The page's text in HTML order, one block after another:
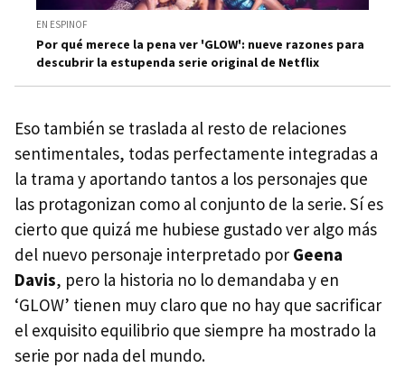
EN ESPINOF
Por qué merece la pena ver 'GLOW': nueve razones para
descubrir la estupenda serie original de Netflix
Eso también se traslada al resto de relaciones
sentimentales, todas perfectamente integradas a
la trama y aportando tantos a los personajes que
las protagonizan como al conjunto de la serie. Sí es
cierto que quizá me hubiese gustado ver algo más
del nuevo personaje interpretado por Geena
Davis, pero la historia no lo demandaba y en
‘GLOW’ tienen muy claro que no hay que sacrificar
el exquisito equilibrio que siempre ha mostrado la
serie por nada del mundo.